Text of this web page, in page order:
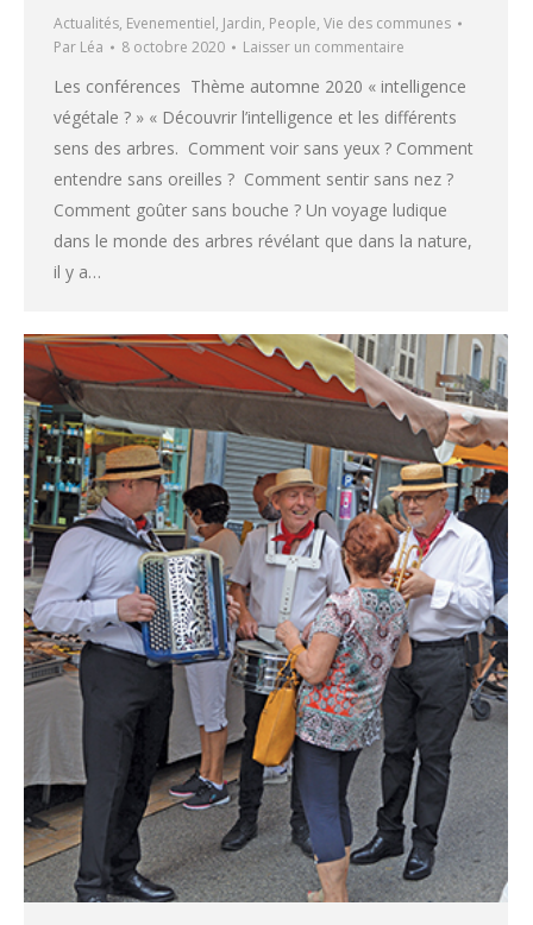
Actualités, Evenementiel, Jardin, People, Vie des communes
Par Léa 8 octobre 2020 Laisser un commentaire
Les conférences Thème automne 2020 « intelligence
végétale ? » « Découvrir l’intelligence et les différents
sens des arbres. Comment voir sans yeux ? Comment
entendre sans oreilles ? Comment sentir sans nez ?
Comment goûter sans bouche ? Un voyage ludique
dans le monde des arbres révélant que dans la nature,
il y a…